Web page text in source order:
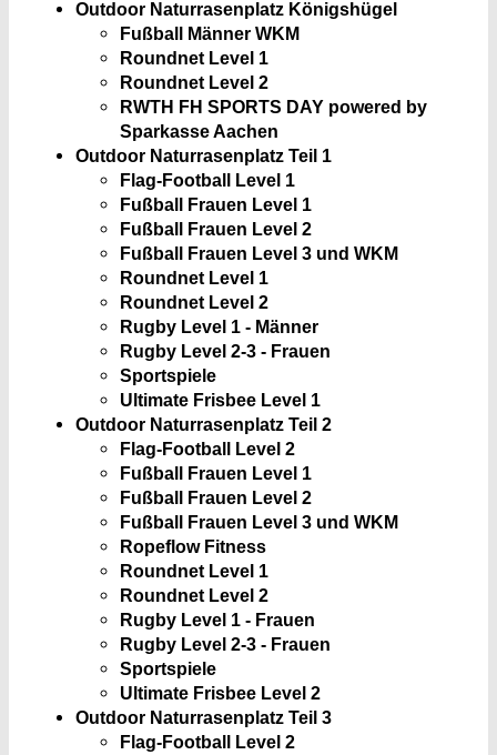
Outdoor Naturrasenplatz Königshügel
Fußball Männer WKM
Roundnet Level 1
Roundnet Level 2
RWTH FH SPORTS DAY powered by
Sparkasse Aachen
Outdoor Naturrasenplatz Teil 1
Flag-Football Level 1
Fußball Frauen Level 1
Fußball Frauen Level 2
Fußball Frauen Level 3 und WKM
Roundnet Level 1
Roundnet Level 2
Rugby Level 1 - Männer
Rugby Level 2-3 - Frauen
Sportspiele
Ultimate Frisbee Level 1
Outdoor Naturrasenplatz Teil 2
Flag-Football Level 2
Fußball Frauen Level 1
Fußball Frauen Level 2
Fußball Frauen Level 3 und WKM
Ropeflow Fitness
Roundnet Level 1
Roundnet Level 2
Rugby Level 1 - Frauen
Rugby Level 2-3 - Frauen
Sportspiele
Ultimate Frisbee Level 2
Outdoor Naturrasenplatz Teil 3
Flag-Football Level 2